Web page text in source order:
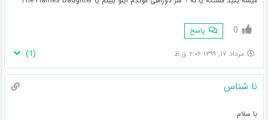
0 پاسخ
مرداد ۱۷, ۱۳۹۹ ۲:۰۶ ق.ظ (
1
)
نا شناس
با سلام